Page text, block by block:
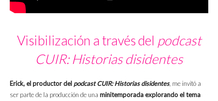
Visibilización a través del podcast
CUIR: Historias disidentes
Erick, el productor del podcast CUIR: Historias disidentes, me invitó a
ser parte de la producción de una minitemporada explorando el tema